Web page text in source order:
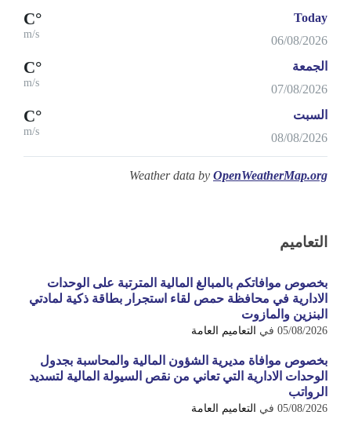
Today
06/08/2026
°C
m/s
الجمعة
07/08/2026
°C
m/s
السبت
08/08/2026
°C
m/s
Weather data by OpenWeatherMap.org
التعاميم
بخصوص موافاتكم بالمبالغ المالية المترتبة على الوحدات
الادارية في محافظة حمص لقاء استجرار بطاقة ذكية لمادتي
البنزين والمازوت
05/08/2026 في التعاميم العامة
بخصوص موافاة مديرية الشؤون المالية والمحاسبة بجدول
الوحدات الادارية التي تعاني من نقص السيولة المالية لتسديد
الرواتب
05/08/2026 في التعاميم العامة